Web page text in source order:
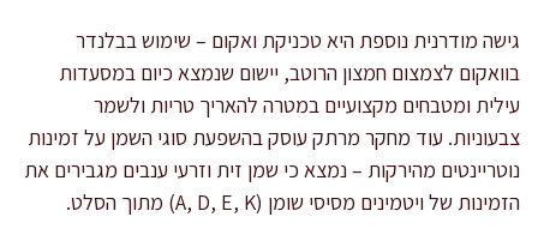
גישה מודרנית נוספת היא טכניקת ואקום – שימוש בבלנדר
בוואקום לצמצום חמצון הרוטב, יישום שנמצא כיום במסעדות
עילית ומטבחים מקצועיים במטרה להאריך טריות ולשמר
צבעוניות. עוד מחקר מרתק עוסק בהשפעת סוגי השמן על זמינות
נוטריינטים מהירקות – נמצא כי שמן זית וזרעי ענבים מגבירים את
הזמינות של ויטמינים מסיסי שומן (A, D, E, K) מתוך הסלט.